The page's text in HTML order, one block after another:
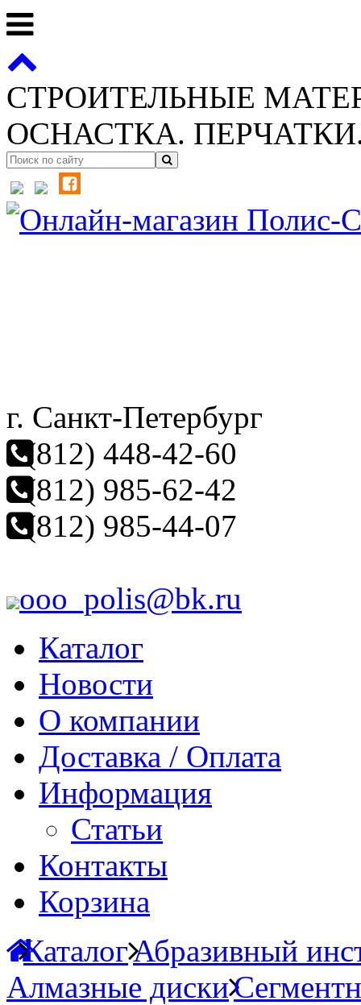
СТРОИТЕЛЬНЫЕ
ОСНАСТКА.
г. Санкт-Петербург
(812) 448-42-60
(812) 985-62-42
(812) 985-44-07
ooo_polis@bk.ru
Каталог
Новости
О компании
Доставка / Оплата
Информация
Статьи
Контакты
Корзина
КаталогАбразивный
Алмазные диски